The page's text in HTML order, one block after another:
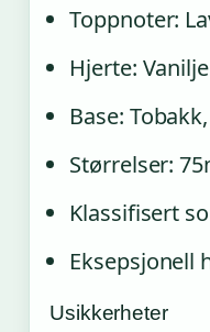
Toppnoter:
Hjerte:
Base:
Størrelser:
Klassifisert
Eksepsjonell
Usikkerheter